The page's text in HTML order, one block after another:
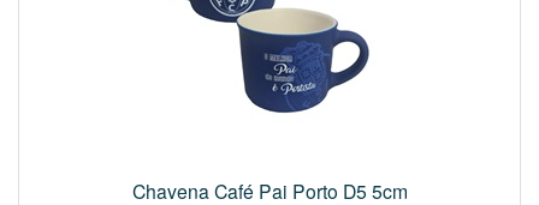
Chavena Café Pai Porto D5 5cm